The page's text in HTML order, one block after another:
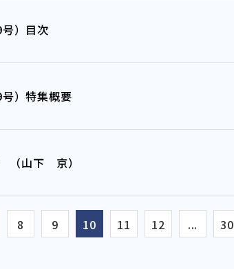
）目次
）特集概要
（山下 京）
8 9 10 11 12 ... 30